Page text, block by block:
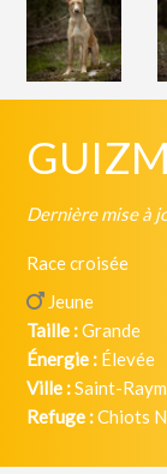
Dernière mise à
Race croisée
Jeune
Taille :Grande
Énergie : Élevée
Ville :Saint-
Refuge :Chiots